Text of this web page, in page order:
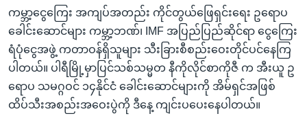
ကျော်
ကြည့်
ရန်
ပင်မ
အ
ညွန်း
အမေရိကန်သုံးအီဒီယံ
မကြေးမုံရဲ့ အင်္ဂလိပ်စာ
ရုပ်ရှင်ထဲက အင်္ဂလိပ်စာ
သုတပဒေသာ အင်္ဂလိပ်စာ
အပတ်စဉ်ကဏ္ဍများ
ရေဒီယို
တီဗွီ
ရေဒီယိုနှင့်ရုပ်သံ အချက်အလက်များ
ရေဒီယို/တီဗွီအစီအစဉ်
Learning English
ကမ္ဘာ့ငွေကြေး အကျပ်အတည်း ကိုင်တွယ်ဖြေရှင်းရေး ဥရောပ
ခေါင်းဆောင်များ ကမ္ဘာ့ဘဏ်၊ IMF အပြည်ပြည်ဆိုင်ရာ ငွေကြေး
ရံပုံငွေအဖွဲ့ ကတာဝန်ရှိသူများ သီးခြားစီစည်းဝေးတိုင်ပင်နေကြ
ပါတယ်။ ပါရီမြို့မှာပြင်သစ်သမ္မတ နီကိုလိုင်စာကိုဇီ က အီးယူ ဥ
ရောပ သမဂ္ဂဝင် ၁၄နိုင်ငံ ခေါင်းဆောင်များကို အိမ်ရှင်အဖြစ်
ထိပ်သီးအစည်းအဝေးပွဲကို ဒီနေ့ ကျင်းပပေးနေပါတယ်။